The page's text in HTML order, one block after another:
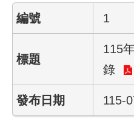
關
介
紹
業
訊
1
115
錄
115-